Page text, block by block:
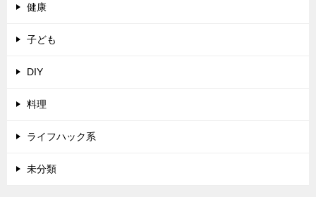
健康
子ども
DIY
料理
ライフハック系
未分類